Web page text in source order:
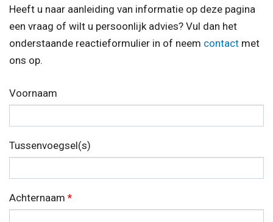
Heeft u naar aanleiding van informatie op deze pagina
een vraag of wilt u persoonlijk advies? Vul dan het
onderstaande reactieformulier in of neem contact met
ons op.
Voornaam
Tussenvoegsel(s)
Achternaam *